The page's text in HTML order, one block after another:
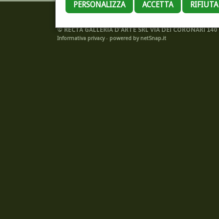
PERSONALIZZA ACCETTA
©RECTA GALLERIA D'ARTE SRL VIA DEI CORONARI
Informativa privacy- powered by netSnap.it